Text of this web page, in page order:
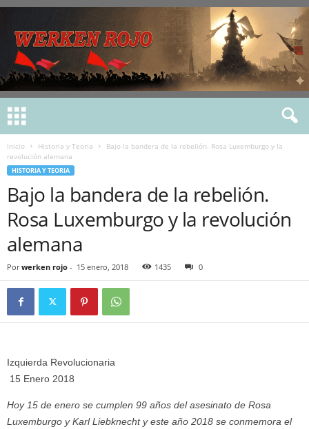
Inicio Historia y Teoria
Bajo la bandera de la rebelión. Rosa Luxemburgo y la
revolución alemana
HISTORIA Y TEORIA
Bajo la bandera de la rebelión.
Rosa Luxemburgo y la revolución
alemana
Por werken rojo - 15 enero, 2018 1435 0
Izquierda Revolucionaria
15 Enero 2018
Hoy 15 de enero se cumplen 99 años del asesinato de Rosa
Luxemburgo y Karl Liebknecht y este año 2018 se conmemora el